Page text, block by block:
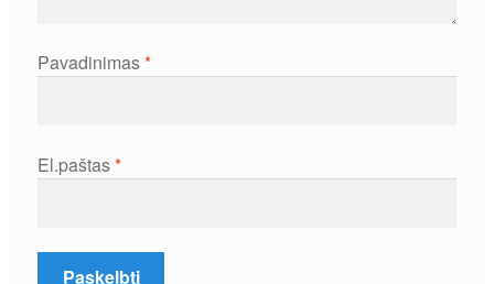
Pavadinimas*
El.paštas*